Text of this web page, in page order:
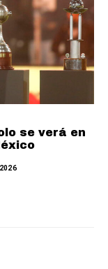
se verá en